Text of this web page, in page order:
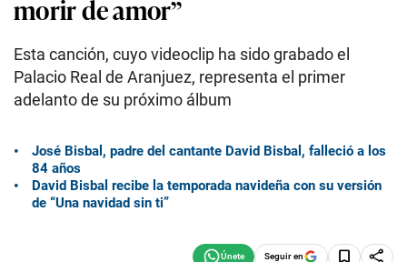
morir de amor”
Esta canción, cuyo videoclip ha sido grabado el
Palacio Real de Aranjuez, representa el primer
adelanto de su próximo álbum
José Bisbal, padre del cantante David Bisbal, falleció a los
84 años
David Bisbal recibe la temporada navideña con su versión
de “Una navidad sin ti”
Seguir en